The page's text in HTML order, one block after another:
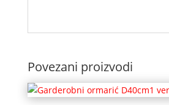
Povezani proizvodi